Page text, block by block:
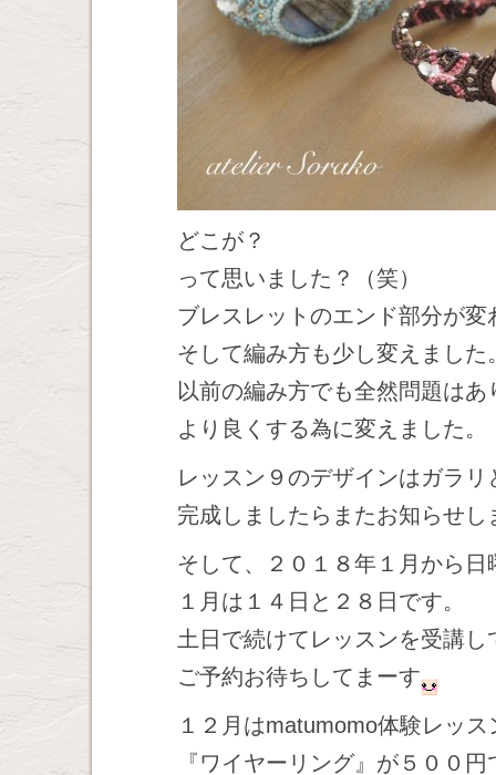
どこが？
って思いました？（笑）
ブレスレットのエンド部分が変
そして編み方も少し変えました
以前の編み方でも全然問題はあ
より良くする為に変えました。
レッスン９のデザインはガラ
完成しましたらまたお知らせし
そして、２０１８年１月から
１月は１４日と２８日です。
土日で続けてレッスンを受講
ご予約お待ちしてまーす
１２月はmatumomo体験レッ
『ワイヤーリング』が５００